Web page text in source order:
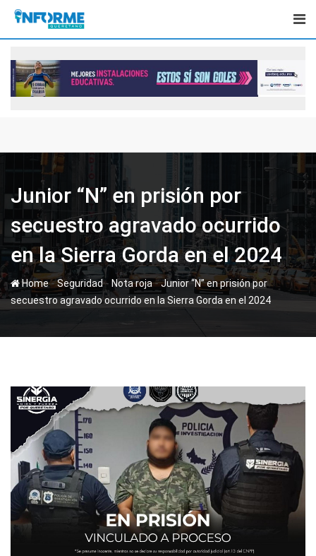
Skip
content
Junior “N” en prisión por
secuestro agravado ocurrido
en la Sierra Gorda en el 2024
Home-Seguridad- Nota roja-Junior “N” en prisión por
secuestro agravado ocurrido en la Sierra Gorda en el 2024